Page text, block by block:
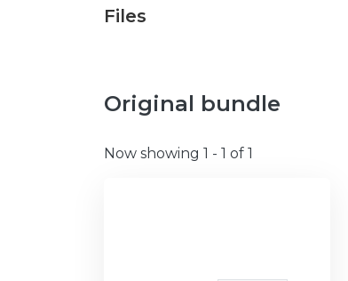
Files
Original bundle
Now showing 1 - 1 of 1